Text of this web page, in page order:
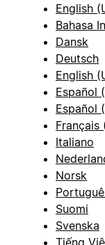
English
Bahasa
Dansk
Deutsch
English
Español
Español
Français
Italiano
Norsk
Suomi
Svenska
Tiếng